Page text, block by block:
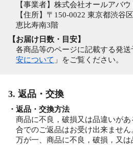
【事業者】株式会社オールアバ
【住所】〒150-0022 東京都渋谷
恵比寿南3階
【お届け日数・目安】
各商品等のページに記載する発送
安について 」をご覧ください。
3. 返品・交換
・返品・交換方法
商品に不良，破損又は品違いが
合でのご返品はお受け出来ません
万が一、商品に不良，破損，又